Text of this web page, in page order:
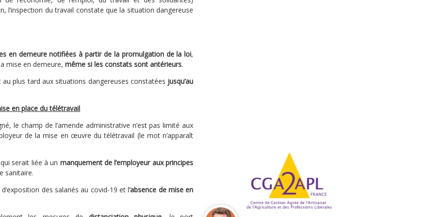
l’inspection du travail constate que la situation dangereuse
en demeure notifiées à partir de la promulgation de la loi,
mise en demeure,même si les constats sont antérieurs.
au plus tard aux situations dangereuses constatées jusqu’au
en place du télétravail
le champ de l’amende administrative n’est pas limité aux
de la mise en œuvre du télétravail (le mot n’apparaît
serait liée à un manquement de l’employeur aux principes
sanitaire.
d’exposition des salariés au covid-19 et l’absence de mise en